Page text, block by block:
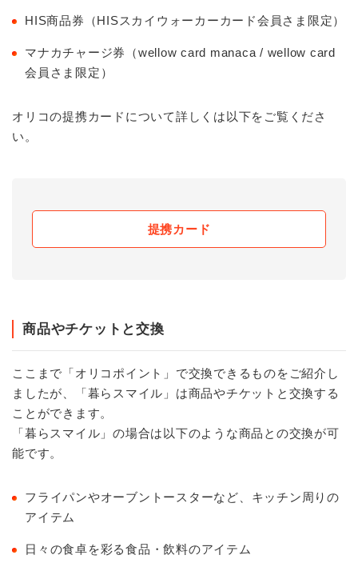
HIS商品券（HISスカイウォーカーカード会員さま限定）
マナカチャージ券（wellow card manaca / wellow card
会員さま限定）
オリコの提携カードについて詳しくは以下をご覧くださ
い。
提携カード
商品やチケットと交換
ここまで「オリコポイント」で交換できるものをご紹介し
ましたが、「暮らスマイル」は商品やチケットと交換する
ことができます。
「暮らスマイル」の場合は以下のような商品との交換が可
能です。
フライパンやオーブントースターなど、キッチン周りの
アイテム
日々の食卓を彩る食品・飲料のアイテム